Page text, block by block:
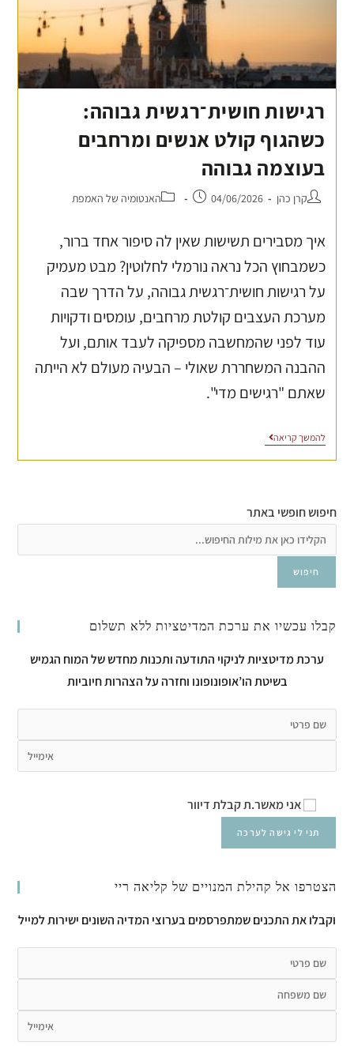
רגישות חושית־רגשית גבוהה:
כשהגוף קולט אנשים ומרחבים
בעוצמה גבוהה
קרן כהן 04/06/2026 האנטומיה של האמפת
איך מסבירים תשישות שאין לה סיפור אחד ברור,
כשמבחוץ הכל נראה נורמלי לחלוטין? מבט מעמיק
על רגישות חושית־רגשית גבוהה, על הדרך שבה
מערכת העצבים קולטת מרחבים, עומסים ודקויות
עוד לפני שהמחשבה מספיקה לעבד אותם, ועל
ההבנה המשחררת שאולי – הבעיה מעולם לא הייתה
שאתם "רגישים מדי".
להמשך קריאה
חיפוש חופשי באתר
חיפוש
קבלו עכשיו את ערכת המדיטציות ללא תשלום
ערכת מדיטציות לניקוי התודעה ותכנות מחדש של המוח הגמיש
בשיטת הו’אופונופונו וחזרה על הצהרות חיוביות
אני מאשר.ת קבלת דיוור
הצטרפו אל קהילת המנויים של קליאה ריי
וקבלו את התכנים שמתפרסמים בערוצי המדיה השונים ישירות למייל